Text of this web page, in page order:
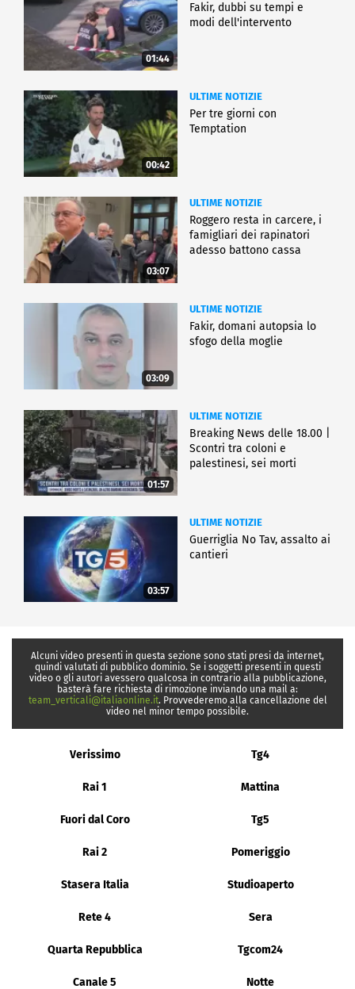
01:44
Fakir, dubbi su tempi e
modi dell'intervento
00:42
ULTIME NOTIZIE
Per tre giorni con
Temptation
03:07
ULTIME NOTIZIE
Roggero resta in carcere, i
famigliari dei rapinatori
adesso battono cassa
03:09
ULTIME NOTIZIE
Fakir, domani autopsia lo
sfogo della moglie
01:57
ULTIME NOTIZIE
Breaking News delle 18.00 |
Scontri tra coloni e
palestinesi, sei morti
03:57
ULTIME NOTIZIE
Guerriglia No Tav, assalto ai
cantieri
Alcuni video presenti in questa sezione sono stati presi da internet,
quindi valutati di pubblico dominio. Se i soggetti presenti in questi
video o gli autori avessero qualcosa in contrario alla pubblicazione,
basterà fare richiesta di rimozione inviando una mail a:
team_verticali@italiaonline.it. Provvederemo alla cancellazione del
video nel minor tempo possibile.
Verissimo Tg4
Rai 1 Mattina
Fuori dal Coro Tg5
Rai 2 Pomeriggio
Stasera Italia Studioaperto
Rete 4 Sera
Quarta Repubblica Tgcom24
Canale 5 Notte